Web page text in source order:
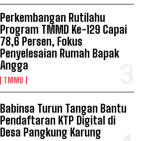
Perkembangan Rutilahu
Program TMMD Ke-129 Capai
78,6 Persen, Fokus
Penyelesaian Rumah Bapak
Angga
TMMD
Babinsa Turun Tangan Bantu
Pendaftaran KTP Digital di
Desa Pangkung Karung